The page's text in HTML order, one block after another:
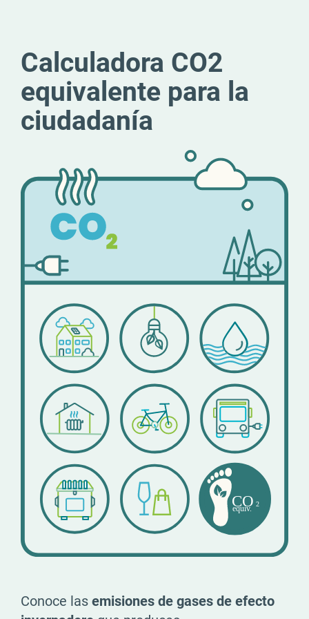
Calculadora CO2
equivalente para la
ciudadanía
Conoce las emisiones de gases de efecto